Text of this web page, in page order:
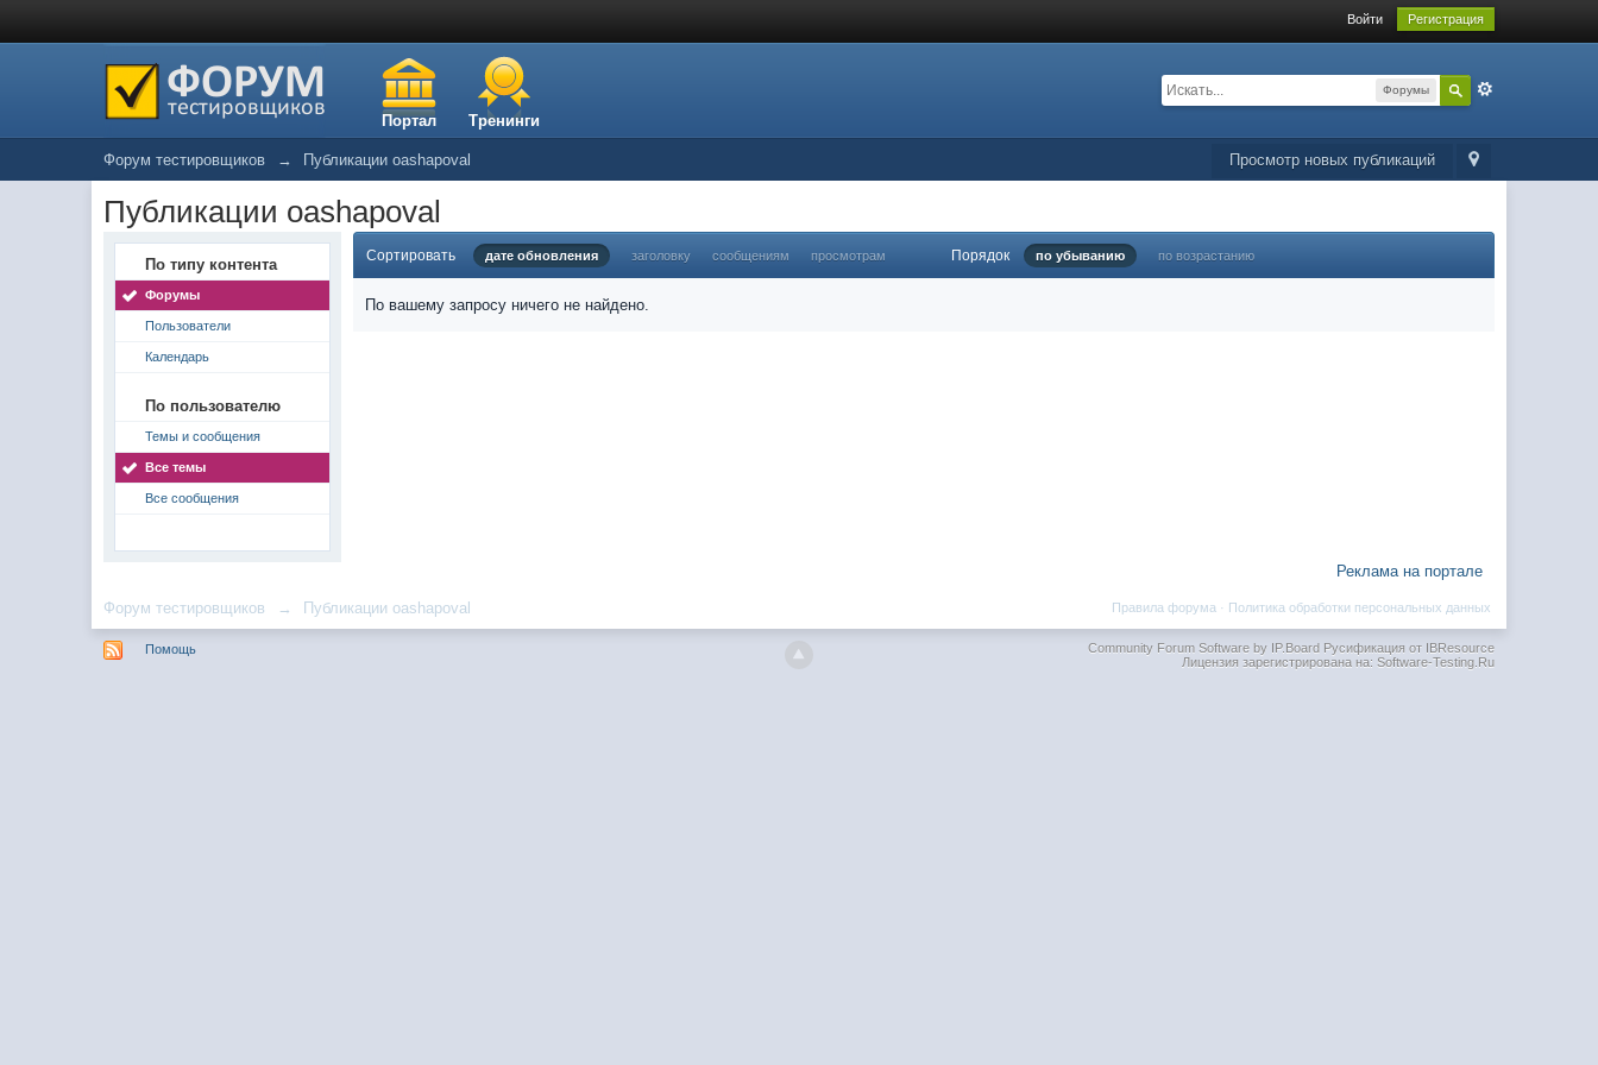
Войти Регистрация
Портал Тренинги
Форумы
Просмотр новых публикаций
Форум тестировщиков → Публикации oashapoval
Публикации oashapoval
По типу контента
Форумы
Пользователи
Календарь
По пользователю
Темы и сообщения
Все темы
Все сообщения
Сортировать дате обновления заголовку сообщениям просмотрам Порядок по убыванию по возрастанию
По вашему запросу ничего не найдено.
Реклама на портале
Форум тестировщиков → Публикации oashapoval Политика обработки персональных данных
Правила форума ·
Помощь Community Forum Software by IP.BoardРусификация от IBResource
Лицензия зарегистрирована на: Software-Testing.Ru